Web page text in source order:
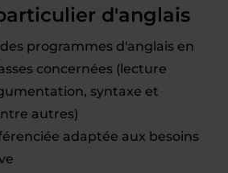
d'anglais
programmes d'anglais en
concernées (lecture
syntaxe et
autres)
adaptée aux besoins